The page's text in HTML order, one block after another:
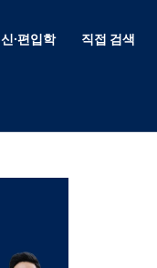
신∙편입학 직접 검색